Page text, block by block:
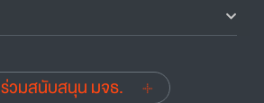
ร่วมสนับสนุน มจธ.